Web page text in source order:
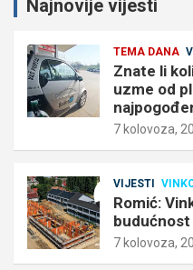
Najnovije vijesti
TEMA DANA
Znate li
uzme od
7 kolovoza,
VIJESTI
Romić:
budućnost
7 kolovoza,